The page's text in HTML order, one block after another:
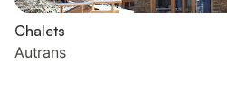
Chalets
Autrans